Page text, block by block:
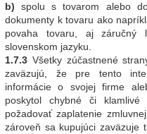
b) spolu s tovarom alebo
dokumenty k tovaru ako
povaha tovaru, aj
slovenskom jazyku.
1.7.3 Všetky zúčastnené
zaväzujú, že pre tento
informácie o svojej firme
poskytol chybné či klamlivé
požadovať zaplatenie
zároveň sa kupujúci zaväzuje